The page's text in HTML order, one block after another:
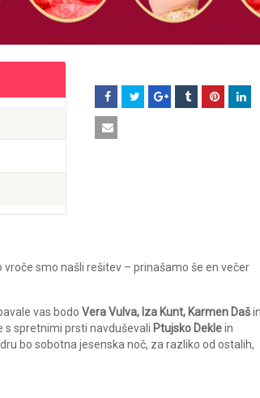
smo našli rešitev – prinašamo še en večer
vas bodo Vera Vulva, Iza Kunt, Karmen Daš
s spretnimi prsti navduševali Ptujsko Deklein
bo sobotna jesenska noč, za razliko od ostalih,